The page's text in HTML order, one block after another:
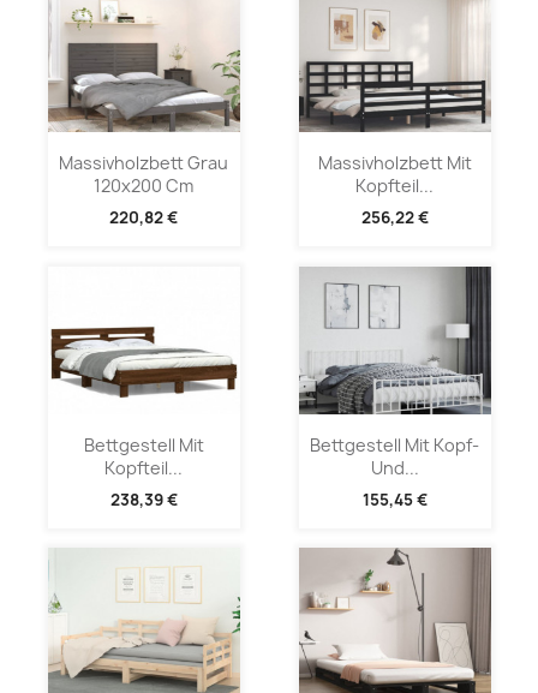
Massivholzbett Grau
120x200 Cm
220,82 €
Massivholzbett Mit
Kopfteil...
256,22 €
Bettgestell Mit
Kopfteil...
238,39 €
Bettgestell Mit Kopf-
Und...
155,45 €